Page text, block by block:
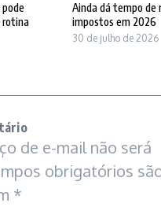
rotina
Ainda dá tempo de
impostos em 2026
30 de julho de 2026
de e-mail não será
obrigatórios
*